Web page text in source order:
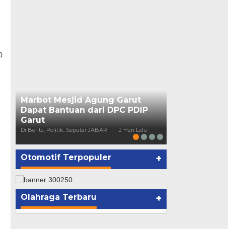
Marbot Mesjid Agung Garut
Dapat Bantuan dari DPC PDIP
Garut
Di Berita, Politik, Seputar JABAR | 2 Hari Lalu
Otomotif Terpopuler +
Olahraga Terbaru +